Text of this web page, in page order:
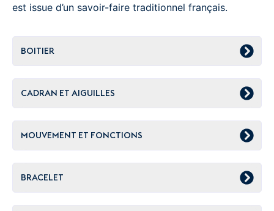
est issue d’un savoir-faire traditionnel français.
BOITIER
CADRAN ET AIGUILLES
MOUVEMENT ET FONCTIONS
BRACELET